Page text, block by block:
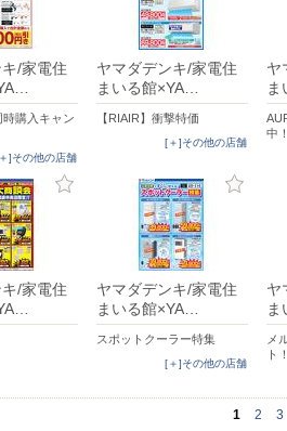
/家電住
時購入キャン
]その他の店舗
ヤマダデンキ/家電住
まいる館×YA…
【RIAIR】衝撃特価
[＋]その他の店舗
ヤ
ま
中！
/家電住
ヤマダデンキ/家電住
まいる館×YA…
スポットクーラー特集
[＋]その他の店舗
ヤ
ま
メ
ト！
1 2 3